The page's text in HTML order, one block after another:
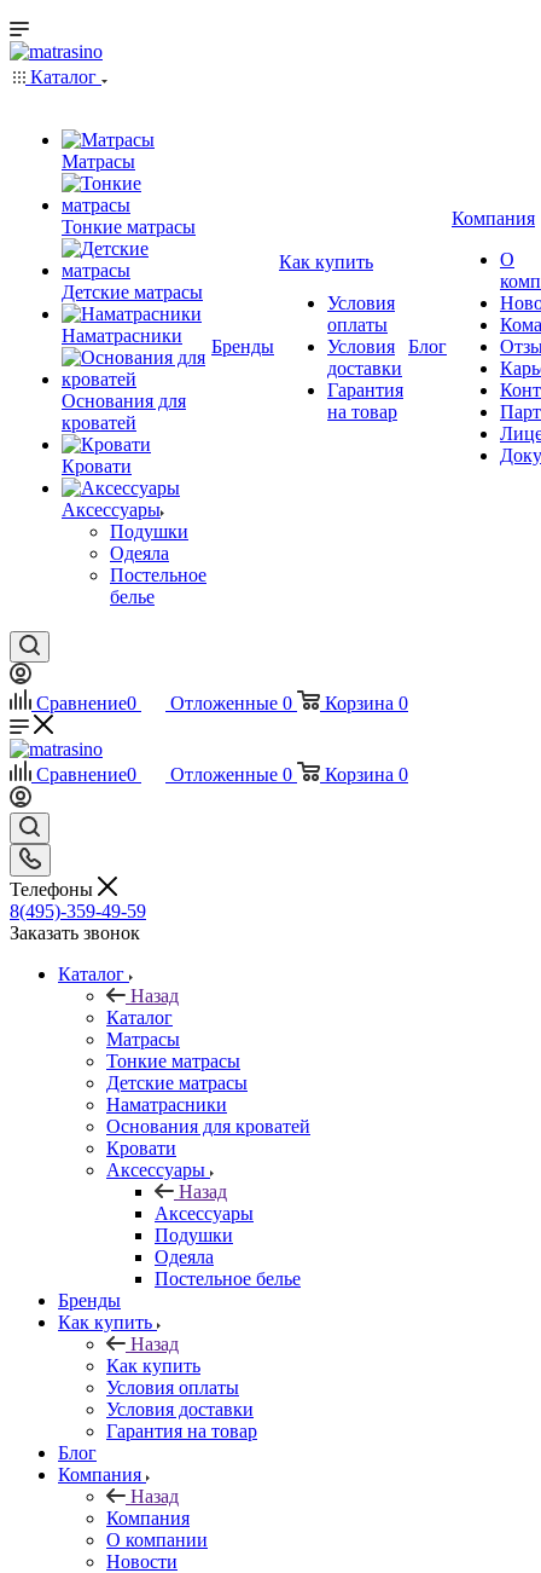
Каталог
Матрасы
Тонкие матрасы
Детские матрасы
Наматрасники
Основания для
кроватей
Кровати
Аксессуары
Подушки
Одеяла
Постельное
белье
Бренды
Как купить
Условия
оплаты
Условия
доставки
Гарантия
на товар
Блог
Компания
О
Сравнение0 Отложенные 0 Корзина 0
Сравнение0 Отложенные 0 Корзина 0
Телефоны
8(495)-359-49-59
Заказать звонок
Каталог
Назад
Каталог
Матрасы
Тонкие матрасы
Детские матрасы
Наматрасники
Основания для кроватей
Кровати
Аксессуары
Назад
Аксессуары
Подушки
Одеяла
Постельное белье
Бренды
Как купить
Назад
Как купить
Условия оплаты
Условия доставки
Гарантия на товар
Блог
Компания
Назад
Компания
О компании
Новости